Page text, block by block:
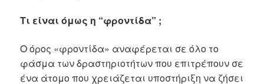
Τι είναι όμως η “φροντίδα” ;
Ο όρος «φροντίδα» αναφέρεται σε όλο το
φάσμα των δραστηριοτήτων που επιτρέπουν σε
ένα άτομο που χρειάζεται υποστήριξη να ζήσει